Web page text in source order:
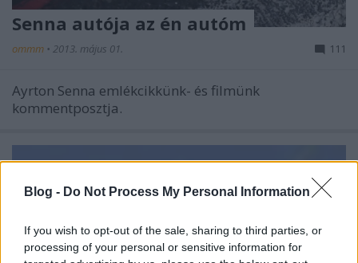
Blog - Do Not Process My Personal Information
If you wish to opt-out of the sale, sharing to third parties, or
processing of your personal or sensitive information for
Senna autója az én autóm
ommm • 2013. május 01. 111
Ayrton Senna emlékcikkünk- és filmünk
kommentposztja.